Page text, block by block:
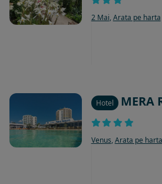
2 Mai, Arata pe harta
Hotel MERA
Venus, Arata pe harta